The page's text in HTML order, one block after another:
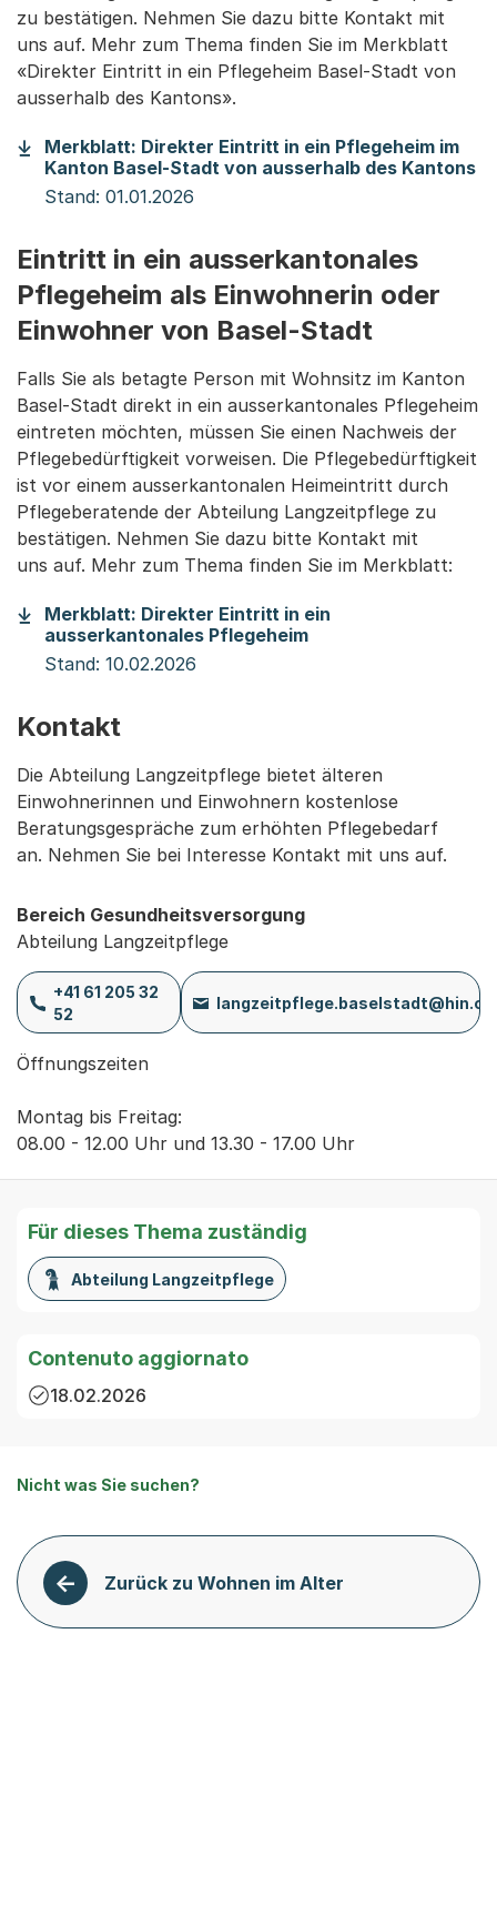
zu bestätigen. Nehmen Sie dazu bitte Kontakt mit
uns auf. Mehr zum Thema finden Sie im Merkblatt
«Direkter Eintritt in ein Pflegeheim Basel-Stadt von
ausserhalb des Kantons».
Merkblatt: Direkter Eintritt in ein Pflegeheim im
Kanton Basel-Stadt von ausserhalb des Kantons
Stand: 01.01.2026
Eintritt in ein ausserkantonales
Pflegeheim als Einwohnerin oder
Einwohner von Basel-Stadt
Falls Sie als betagte Person mit Wohnsitz im Kanton
Basel-Stadt direkt in ein ausserkantonales Pflegeheim
eintreten möchten, müssen Sie einen Nachweis der
Pflegebedürftigkeit vorweisen. Die Pflegebedürftigkeit
ist vor einem ausserkantonalen Heimeintritt durch
Pflegeberatende der Abteilung Langzeitpflege zu
bestätigen. Nehmen Sie dazu bitte Kontakt mit
uns auf. Mehr zum Thema finden Sie im Merkblatt:
Merkblatt: Direkter Eintritt in ein
ausserkantonales Pflegeheim(Startet einen
Stand: 10.02.2026
Kontakt
Die Abteilung Langzeitpflege bietet älteren
Einwohnerinnen und Einwohnern kostenlose
Beratungsgespräche zum erhöhten Pflegebedarf
an. Nehmen Sie bei Interesse Kontakt mit uns auf.
Bereich Gesundheitsversorgung
Abteilung Langzeitpflege
+41 61 205 32
52
langzeitpflege.baselstadt@hin.ch
Öffnungszeiten
Montag bis Freitag:
08.00 - 12.00 Uhr und 13.30 - 17.00 Uhr
Für dieses Thema zuständig
Abteilung Langzeitpflege
Contenuto aggiornato
18.02.2026
Nicht was Sie suchen?
Zurück zu Wohnen im Alter